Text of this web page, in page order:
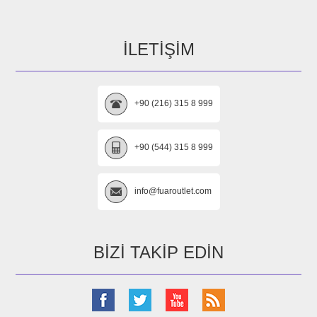
İLETIŞIM
+90 (216) 315 8 999
+90 (544) 315 8 999
info@fuaroutlet.com
BIZI TAKIP EDIN